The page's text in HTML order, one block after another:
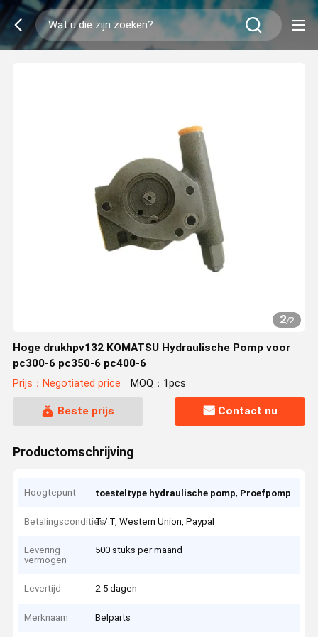
2/2
Hoge drukhpv132 KOMATSU Hydraulische Pomp voor
pc300-6 pc350-6 pc400-6
Prijs：Negotiated price MOQ：1pcs
Beste prijs Contact nu
Productomschrijving
Hoogtepunt toesteltype hydraulische pomp, Proefpomp
BetalingsconditiesT / T, Western Union, Paypal
Levering
vermogen
500 stuks per maand
Levertijd 2-5 dagen
Merknaam Belparts